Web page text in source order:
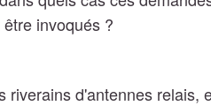
invoqués ?
riverains d'antennes relais,